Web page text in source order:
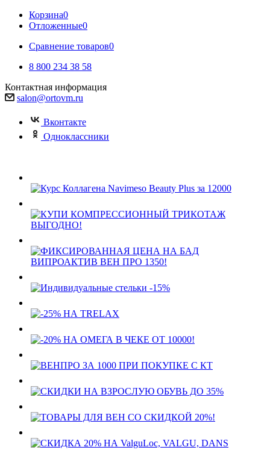
Корзина0
Отложенные0
Сравнение товаров0
8 800 234 38 58
Контактная информация
salon@ortovm.ru
Вконтакте
Одноклассники